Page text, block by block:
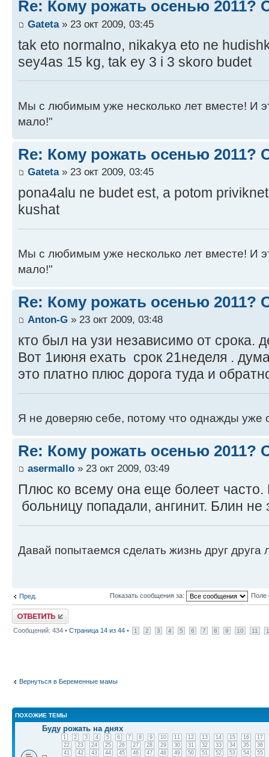
Re: Кому рожать осенью 2011?
Gateta» 23 окт 2009, 03:45
tak eto normalno, nikakya eto ne
sey4as 15 kg, tak ey 3 i 3 skoro budet
Мы с любимым уже несколько лет вместе! И
мало!"
Re: Кому рожать осенью 2011?
Gateta» 23 окт 2009, 03:45
pona4alu ne budet est, a potom
kushat
Мы с любимым уже несколько лет вместе! И
мало!"
Re: Кому рожать осенью 2011?
Anton-G » 23 окт 2009, 03:48
кто был на узи независимо от
Вот 1июня ехать срок 21неделя .
это платно плюс дорога туда и
Я не доверяю себе, потому что однажды уже
Re: Кому рожать осенью 2011?
asermallo » 23 окт 2009, 03:49
Плюс ко всему она еще болеет
больницу попадали, ангинит. Блин
Давай попытаемся сделать жизнь друг друга
Пред. Показать сообщения за: Поле
Ответить
Сообщений: 434 • Страница 14 из 44 • 1 2 3 4 5 6 7 8 9 10 11
Вернуться в Беременные мамы
ПОХОЖИЕ ТЕМЫ
Буду рожать на днях
1 2 3 4 5 6 7 8 9 10 11 12 13 14 15 16
17
22
23 24 25 26 27 28 29 30 31 32 33 34 35
36
41
42 43 44 45 46 47 48 49 50 51 52 53 54
55